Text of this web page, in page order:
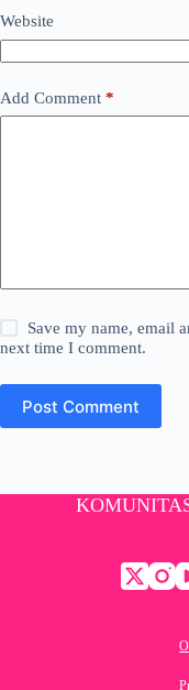
Website
Add Comment *
Save my name, email
next time I comment.
Post Comment